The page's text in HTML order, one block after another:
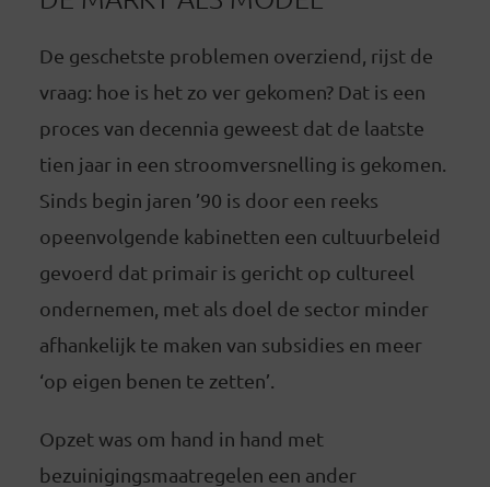
De geschetste problemen overziend, rijst de
vraag: hoe is het zo ver gekomen? Dat is een
proces van decennia geweest dat de laatste
tien jaar in een stroomversnelling is gekomen.
Sinds begin jaren ’90 is door een reeks
opeenvolgende kabinetten een cultuurbeleid
gevoerd dat primair is gericht op cultureel
ondernemen, met als doel de sector minder
afhankelijk te maken van subsidies en meer
‘op eigen benen te zetten’.
Opzet was om hand in hand met
bezuinigingsmaatregelen een ander